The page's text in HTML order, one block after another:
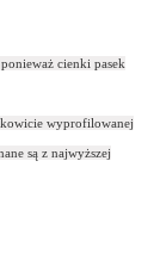
cienki pasek
wyprofilowanej
są z najwyższej